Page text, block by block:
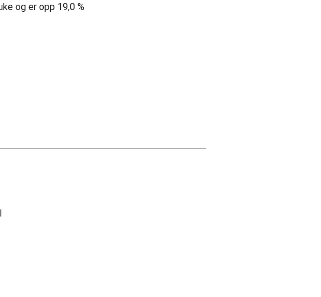
og er opp 19,0 %